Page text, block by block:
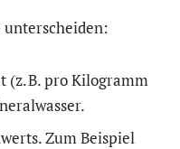
unterscheiden:
(z. B. pro Kilogramm
Zum Beispiel